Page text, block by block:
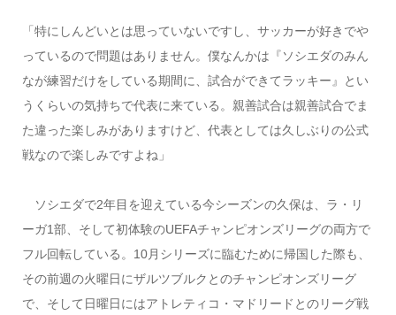
「特にしんどいとは思っていないですし、サッカーが好きでや
っているので問題はありません。僕なんかは『ソシエダのみん
なが練習だけをしている期間に、試合ができてラッキー』とい
うくらいの気持ちで代表に来ている。親善試合は親善試合でま
た違った楽しみがありますけど、代表としては久しぶりの公式
戦なので楽しみですよね」
ソシエダで2年目を迎えている今シーズンの久保は、ラ・リ
ーガ1部、そして初体験のUEFAチャンピオンズリーグの両方で
フル回転している。10月シリーズに臨むために帰国した際も、
その前週の火曜日にザルツブルクとのチャンピオンズリーグ
で、そして日曜日にはアトレティコ・マドリードとのリーグ戦